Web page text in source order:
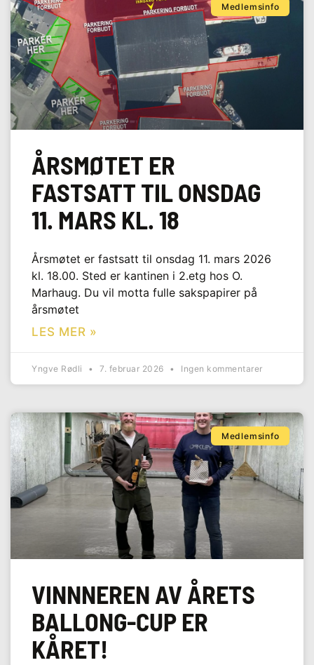
Medlemsinfo
ÅRSMØTET ER
FASTSATT TIL ONSDAG
11. MARS KL. 18
Årsmøtet er fastsatt til onsdag 11. mars 2026
kl. 18.00. Sted er kantinen i 2.etg hos O.
Marhaug. Du vil motta fulle sakspapirer på
årsmøtet
LES MER »
Yngve Rødli 7. februar 2026 Ingen kommentarer
Medlemsinfo
VINNNEREN AV ÅRETS
BALLONG-CUP ER
KÅRET!